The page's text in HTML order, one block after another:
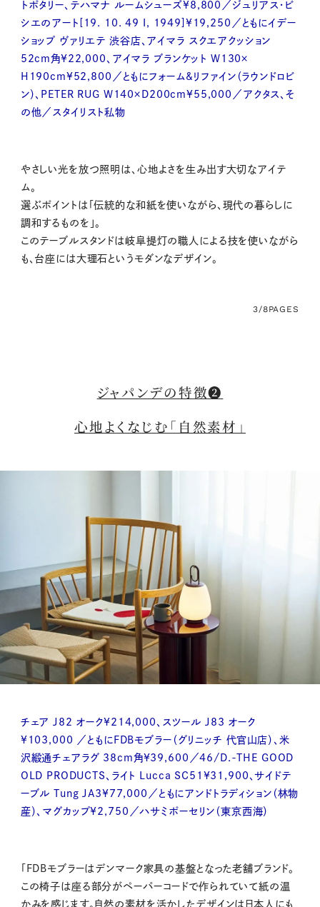
トポタリー、テハマナ ルームシューズ¥8,800／ジュリアス・ビ
シエのアート[19. 10. 49 I, 1949]¥19,250／ともにイデー
ショップ ヴァリエテ 渋谷店、アイマラ スクエアクッション
52cm角¥22,000、アイマラ ブランケット W130×
H190cm¥52,800／ともにフォーム&リファイン（ラウンドロビ
ン）、PETER RUG W140×D200cm¥55,000／アクタス、そ
の他／スタイリスト私物
やさしい光を放つ照明は、心地よさを生み出す大切なアイテ
ム。
選ぶポイントは「伝統的な和紙を使いながら、現代の暮らしに
調和するものを」。
このテーブルスタンドは岐阜提灯の職人による技を使いながら
も、台座には大理石というモダンなデザイン。
3/8PAGES
ジャパンデの特徴❷
心地よくなじむ「自然素材」
チェア J82 オーク¥214,000、スツール J83 オーク
¥103,000 ／ともにFDBモブラー（グリニッチ 代官山店）、米
沢緞通チェアラグ 38cm角¥39,600／46/D.-THE GOOD
OLD PRODUCTS、ライト Lucca SC51¥31,900、サイドテ
ーブル Tung JA3¥77,000／ともにアンドトラディション（林物
産）、マグカップ¥2,750／ハサミポーセリン（東京西海）
「FDBモブラーはデンマーク家具の基盤となった老舗ブランド。
この椅子は座る部分がペーパーコードで作られていて紙の温
かみを感じます。自然の素材を活かしたデザインは日本人にも